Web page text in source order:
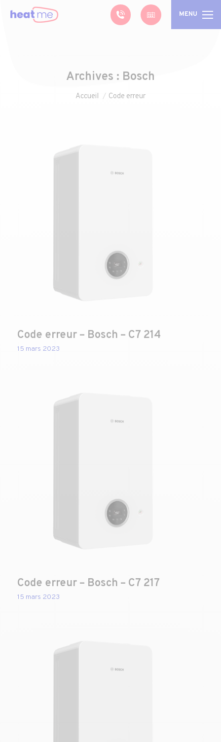
MENU
Archives : Bosch
Vous êtes ici :
Accueil Code erreur
Code erreur – Bosch – C7 214
15 mars 2023
Code erreur – Bosch – C7 217
15 mars 2023